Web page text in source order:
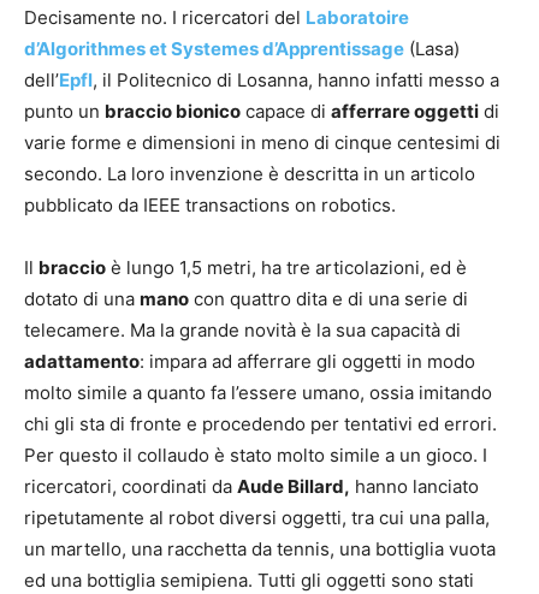
Decisamente no. I ricercatori del Laboratoire
d’Algorithmes et Systemes d’Apprentissage (Lasa)
dell’Epfl, il Politecnico di Losanna, hanno infatti messo a
punto un braccio bionico capace di afferrare oggetti di
varie forme e dimensioni in meno di cinque centesimi di
secondo. La loro invenzione è descritta in un articolo
pubblicato da IEEE transactions on robotics.
Il braccio è lungo 1,5 metri, ha tre articolazioni, ed è
dotato di una mano con quattro dita e di una serie di
telecamere. Ma la grande novità è la sua capacità di
adattamento: impara ad afferrare gli oggetti in modo
molto simile a quanto fa l’essere umano, ossia imitando
chi gli sta di fronte e procedendo per tentativi ed errori.
Per questo il collaudo è stato molto simile a un gioco. I
ricercatori, coordinati da Aude Billard, hanno lanciato
ripetutamente al robot diversi oggetti, tra cui una palla,
un martello, una racchetta da tennis, una bottiglia vuota
ed una bottiglia semipiena. Tutti gli oggetti sono stati